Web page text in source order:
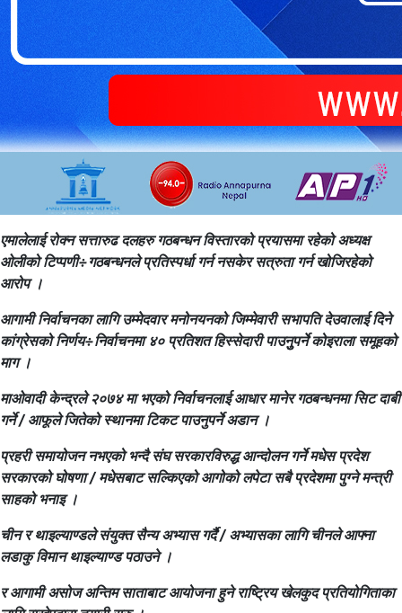
एमालेलाई रोक्न सत्तारुढ दलहरु गठबन्धन विस्तारको प्रयासमा रहेको अध्यक्ष
ओलीको टिप्पणी÷गठबन्धनले प्रतिस्पर्धा गर्न नसकेर सत्रुता गर्न खोजिरहेको
आरोप ।
आगामी निर्वाचनका लागि उम्मेदवार मनोनयनको जिम्मेवारी सभापति देउवालाई दिने
कांग्रेसको निर्णय÷निर्वाचनमा ४० प्रतिशत हिस्सेदारी पाउनुुपर्ने कोइराला समूहको
माग ।
माओवादी केन्द्रले २०७४ मा भएको निर्वाचनलाई आधार मानेर गठबन्धनमा सिट दाबी
गर्ने / आफूले जितेको स्थानमा टिकट पाउनुपर्ने अडान ।
प्रहरी समायोजन नभएको भन्दै संघ सरकारविरुद्ध आन्दोलन गर्ने मधेस प्रदेश
सरकारको घोषणा / मधेसबाट सल्किएको आगोको लपेटा सबै प्रदेशमा पुग्ने मन्त्री
साहको भनाइ ।
चीन र थाइल्याण्डले संयुक्त सैन्य अभ्यास गर्दै / अभ्यासका लागि चीनले आफ्ना
लडाकु विमान थाइल्याण्ड पठाउने ।
र आगामी असोज अन्तिम साताबाट आयोजना हुने राष्ट्रिय खेलकुद प्रतियोगिताका